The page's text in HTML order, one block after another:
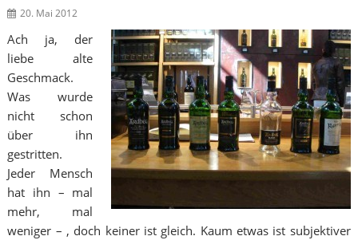
20. Mai 2012
Ach ja, der
liebe alte
Geschmack.
Was wurde
nicht schon
über ihn
gestritten.
Jeder Mensch
hat ihn – mal
mehr, mal
weniger – , doch keiner ist gleich. Kaum etwas ist subjektiver